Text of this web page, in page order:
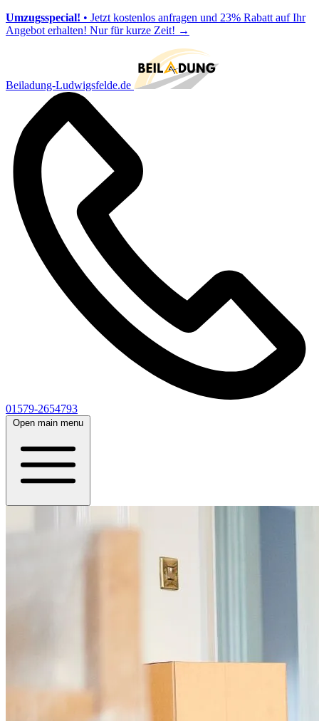
Umzugsspecial! • Jetzt kostenlos anfragen und 23% Rabatt auf Ihr
Angebot erhalten! Nur für kurze Zeit! →
Beiladung-Ludwigsfelde.de
01579-2654793
Open main menu